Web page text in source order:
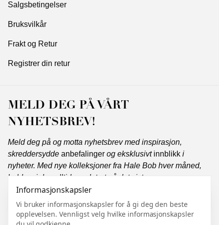
Salgsbetingelser
Bruksvilkår
Frakt og Retur
Registrer din retur
MELD DEG PÅ VÅRT
NYHETSBREV!
Meld deg på og motta nyhetsbrev med inspirasjon,
skreddersydde anbefalinger og eksklusivt innblikk i
nyheter. Med nye kolleksjoner fra Hale Bob hver måned,
holder vi deg alltid oppdatert på det siste.
Abonner
Informasjonskapsler
Vi bruker informasjonskapsler for å gi deg den beste
opplevelsen. Vennligst velg hvilke informasjonskapsler